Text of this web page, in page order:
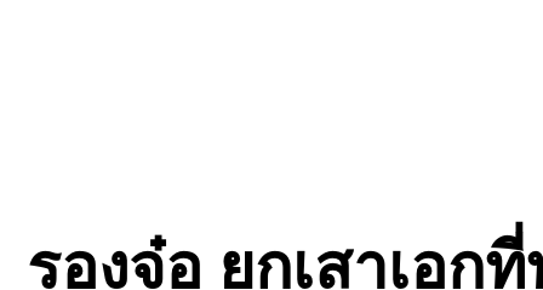
รองจ๋อ ยกเสาเอก